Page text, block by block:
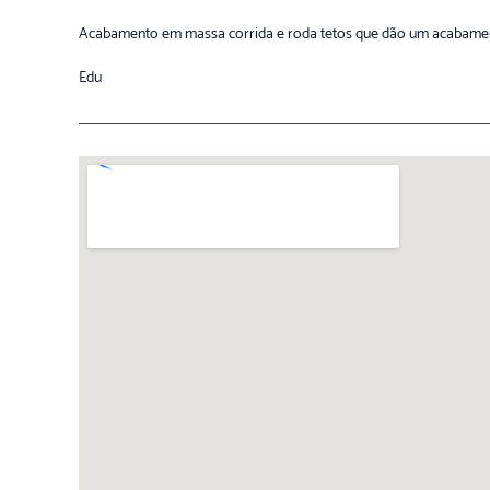
Acabamento em massa corrida e roda tetos que dão um
Edu